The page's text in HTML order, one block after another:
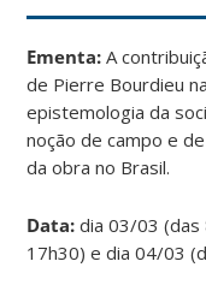
Ementa: A
de Pierre Bourdieu
epistemologia da
noção de campo e
da obra no Brasil.
Data: dia 03/03 (das
17h30) e dia 04/03